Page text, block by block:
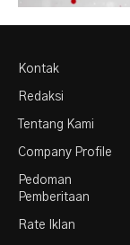
Kontak
Redaksi
Tentang Kami
Company Profile
Pedoman
Pemberitaan
Rate Iklan